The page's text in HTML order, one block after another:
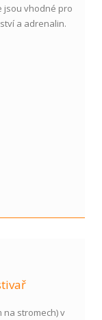
jsou vhodné pro
a adrenalin.
na stromech) v